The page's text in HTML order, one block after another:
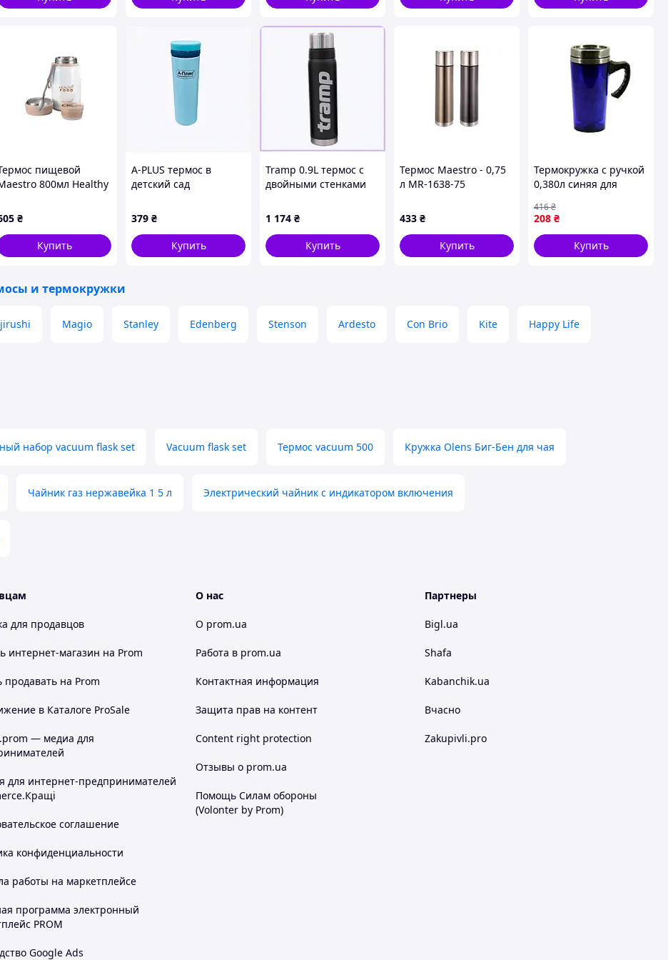
бутылка фляга/Фляга
пищевой
800мл Healthy
₴
Купить
A-PLUS термос в
детский сад
8795B1E19
379 ₴
Купить
Tramp 0.9L термос с
двойными стенками
7E7HK24213
1 174 ₴
Купить
Термос Maestro - 0,75
л MR-1638-75
433 ₴
Купить
Термокружка с ручкой
0,380л синяя для
напитков в дороге или
на работе
208 ₴
416₴
Купить
и термокружки
Magio Stanley Edenberg Stenson Ardesto Con Brio Kite Happy Life
набор vacuum flask set Vacuum flask set Термос vacuum 500 Кружка Olens Биг-Бен для чая
Чайник газ нержавейка 1 5 л Электрический чайник с индикатором включения
для продавцов
интернет-магазин на Prom
продавать на Prom
в Каталоге ProSale
— медиа для
для интернет-предпринимателей
соглашение
конфиденциальности
работы на маркетплейсе
программа электронный
PROM
Google Ads
О нас
О prom.ua
Работа в prom.ua
Контактная информация
Защита прав на контент
Content right protection
Отзывы о prom.ua
Помощь Силам обороны
(Volonter by Prom)
Партнеры
Bigl.ua
Shafa
Kabanchik.ua
Вчасно
Zakupivli.pro